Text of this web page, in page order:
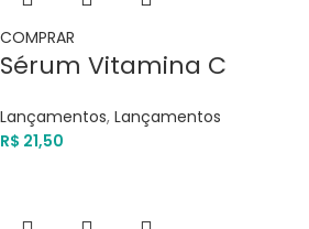
COMPRAR
Sérum Vitamina C
Lançamentos, Lançamentos
R$ 21,50